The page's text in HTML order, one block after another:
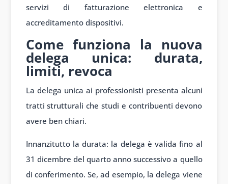
servizi di fatturazione elettronica e
accreditamento dispositivi.
Come funziona la nuova
delega unica: durata,
limiti, revoca
La delega unica ai professionisti presenta alcuni
tratti strutturali che studi e contribuenti devono
avere ben chiari.
Innanzitutto la durata: la delega è valida fino al
31 dicembre del quarto anno successivo a quello
di conferimento. Se, ad esempio, la delega viene